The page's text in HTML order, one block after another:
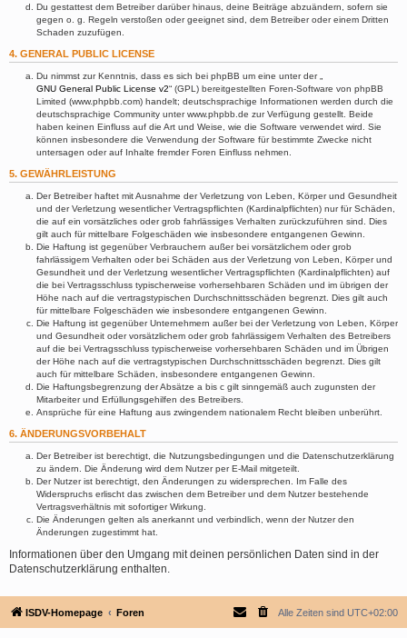
Du gestattest dem Betreiber darüber hinaus, deine Beiträge abzuändern, sofern sie
gegen o. g. Regeln verstoßen oder geeignet sind, dem Betreiber oder einem Dritten
Schaden zuzufügen.
4. GENERAL PUBLIC LICENSE
Du nimmst zur Kenntnis, dass es sich bei phpBB um eine unter der „
GNU General Public License v2“ (GPL) bereitgestellten Foren-Software von phpBB
Limited (www.phpbb.com) handelt; deutschsprachige Informationen werden durch die
deutschsprachige Community unter www.phpbb.de zur Verfügung gestellt. Beide
haben keinen Einfluss auf die Art und Weise, wie die Software verwendet wird. Sie
können insbesondere die Verwendung der Software für bestimmte Zwecke nicht
untersagen oder auf Inhalte fremder Foren Einfluss nehmen.
5. GEWÄHRLEISTUNG
Der Betreiber haftet mit Ausnahme der Verletzung von Leben, Körper und Gesundheit
und der Verletzung wesentlicher Vertragspflichten (Kardinalpflichten) nur für Schäden,
die auf ein vorsätzliches oder grob fahrlässiges Verhalten zurückzuführen sind. Dies
gilt auch für mittelbare Folgeschäden wie insbesondere entgangenen Gewinn.
Die Haftung ist gegenüber Verbrauchern außer bei vorsätzlichem oder grob
fahrlässigem Verhalten oder bei Schäden aus der Verletzung von Leben, Körper und
Gesundheit und der Verletzung wesentlicher Vertragspflichten (Kardinalpflichten) auf
die bei Vertragsschluss typischerweise vorhersehbaren Schäden und im übrigen der
Höhe nach auf die vertragstypischen Durchschnittsschäden begrenzt. Dies gilt auch
für mittelbare Folgeschäden wie insbesondere entgangenen Gewinn.
Die Haftung ist gegenüber Unternehmern außer bei der Verletzung von Leben, Körper
und Gesundheit oder vorsätzlichem oder grob fahrlässigem Verhalten des Betreibers
auf die bei Vertragsschluss typischerweise vorhersehbaren Schäden und im Übrigen
der Höhe nach auf die vertragstypischen Durchschnittsschäden begrenzt. Dies gilt
auch für mittelbare Schäden, insbesondere entgangenen Gewinn.
Die Haftungsbegrenzung der Absätze a bis c gilt sinngemäß auch zugunsten der
Mitarbeiter und Erfüllungsgehilfen des Betreibers.
Ansprüche für eine Haftung aus zwingendem nationalem Recht bleiben unberührt.
6. ÄNDERUNGSVORBEHALT
Der Betreiber ist berechtigt, die Nutzungsbedingungen und die Datenschutzerklärung
zu ändern. Die Änderung wird dem Nutzer per E-Mail mitgeteilt.
Der Nutzer ist berechtigt, den Änderungen zu widersprechen. Im Falle des
Widerspruchs erlischt das zwischen dem Betreiber und dem Nutzer bestehende
Vertragsverhältnis mit sofortiger Wirkung.
Die Änderungen gelten als anerkannt und verbindlich, wenn der Nutzer den
Änderungen zugestimmt hat.
Informationen über den Umgang mit deinen persönlichen Daten sind in der
Datenschutzerklärung enthalten.
ISDV-Homepage Foren Alle Zeiten sind UTC+02:00